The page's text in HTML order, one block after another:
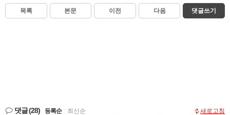
목록 본문 이전 다음 댓글쓰기
댓글(28) 등록순 최신순 새로고침